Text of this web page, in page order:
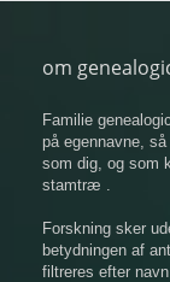
om
Familie
på egennavne,
som dig, og som
stamtræ .
Forskning sker
betydningen af
filtreres efter